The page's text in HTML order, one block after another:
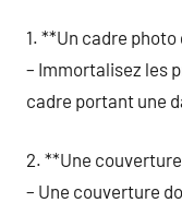
1. **Un cadre photo
– Immortalisez les
cadre portant une
2. **Une
– Une couverture